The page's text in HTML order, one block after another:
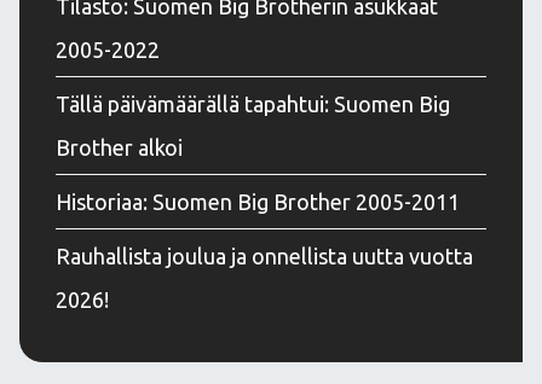
Tilasto: Suomen Big Brotherin asukkaat
2005-2022
Tällä päivämäärällä tapahtui: Suomen Big
Brother alkoi
Historiaa: Suomen Big Brother 2005-2011
Rauhallista joulua ja onnellista uutta vuotta
2026!